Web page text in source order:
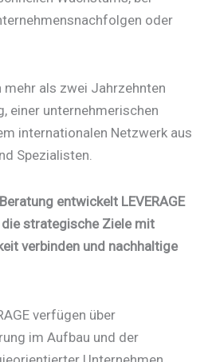
oder
mehr als zwei Jahrzehnten
einer unternehmerischen
internationalen Netzwerk aus
Spezialisten.
entwickelt LEVERAGE
strategische Ziele mit
verbinden und nachhaltige
verfügen über
im Aufbau und der